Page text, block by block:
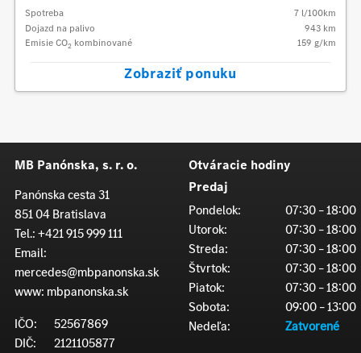
Spotreba 7 l/100km
Dojazd na palivo
943 km
Emisie CO2 kombinované 159 g/km
Zobraziť ponuku
MB Panónska, s. r. o.
Panónska cesta 31
851 04 Bratislava
Tel.:+421 915 999 111
Email:
mercedes@mbpanonska.sk
www: mbpanonska.sk
IČO:
52567869
DIČ:
2121105877
Otváracie hodiny
Predaj
Pondelok:
07:30 – 18:00
Utorok:
07:30 – 18:00
Streda:
07:30 – 18:00
Štvrtok:
07:30 – 18:00
Piatok:
07:30 – 18:00
Sobota:
09:00 – 13:00
Nedeľa:
Zatvorené